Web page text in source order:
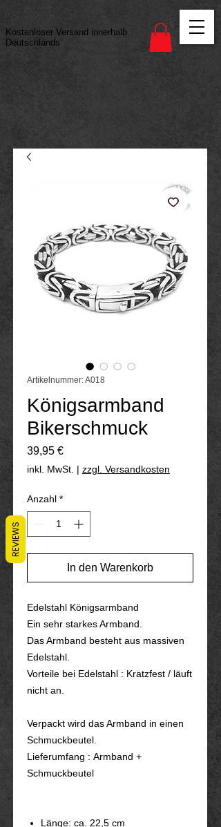
Vertrag widerrufen
Kostenloser Versand innerhalb
Deutschlands
Artikelnummer: A018
Königsarmband
Bikerschmuck
39,95 €Preis
inkl. MwSt. | zzgl. Versandkosten
Anzahl *
In den Warenkorb
Edelstahl Königsarmband
Ein sehr starkes Armband.
Das Armband besteht aus massiven
Edelstahl.
Vorteile bei Edelstahl : Kratzfest / läuft
nicht an.
Verpackt wird das Armband in einen
Schmuckbeutel.
Lieferumfang : Armband +
Schmuckbeutel
Länge: ca. 22,5 cm
REVIEWS